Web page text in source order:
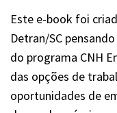
Este e-book foi
Detran/SC
do programa CNH
das opções de
oportunidades de